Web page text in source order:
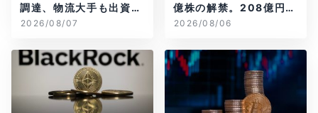
調達、物流大手も出資参
画
2026/08/07
億株の解禁。208億円相
当のBTCが盗難
2026/08/06